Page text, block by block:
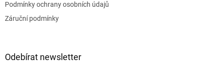
Podmínky ochrany osobních údajů
Záruční podmínky
Odebírat newsletter